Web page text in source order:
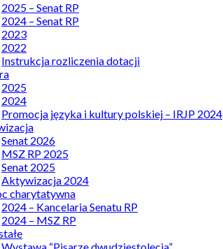
2025 – Senat RP
2024 – Senat RP
2023
2022
Instrukcja rozliczenia dotacji
2025
2024
Promocja języka i kultury polskiej – IRJP 2024
Senat 2026
MSZ RP 2025
Senat 2025
Aktywizacja 2024
charytatywna
2024 – Kancelaria Senatu RP
2024 – MSZ RP